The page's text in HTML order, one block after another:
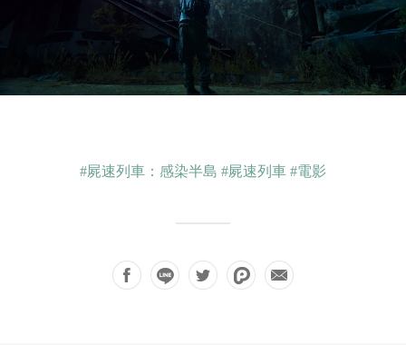
#屍速列車：感染半島 #屍速列車 #電影